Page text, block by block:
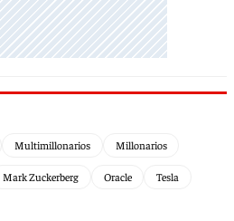
Multimillonarios Millonarios
Mark Zuckerberg Oracle Tesla